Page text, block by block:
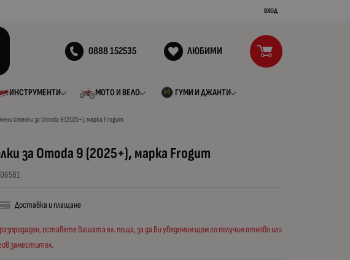
ВХОД
0888 152535 ЛЮБИМИ
ИНСТРУМЕНТИ МОТО И ВЕЛО ГУМИ И ДЖАНТИ
стелки за Omoda 9 (2025+), марка Frogum
за Omoda 9 (2025+), марка Frogum
Доставка и плащане
оставете Вашата ел. поща, за да Ви уведомим щом го получим отново или
заместител.